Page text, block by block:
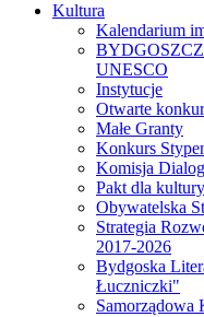
Kultura
Kalendarium
UNESCO
Instytucje
Otwarte
Małe Granty
Konkurs
Komisja
Pakt dla kultury
Obywatelska
Strategia
2017-2026
Bydgoska
Łuczniczki"
Samorządowa